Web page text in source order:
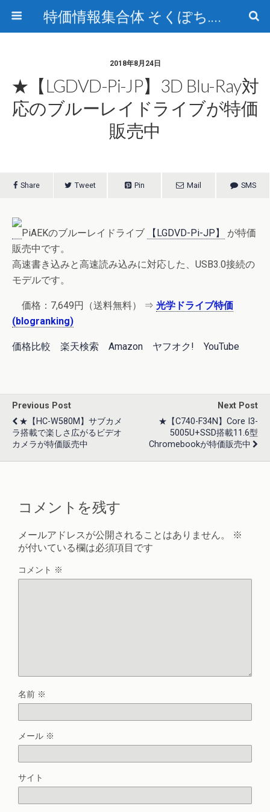
特価情報集合体 そくぽち.com
2018年8月24日
★【LGDVD-Pi-JP】3D Blu-Ray対
応のブルーレイドライブが特価
販売中
Share Tweet Pin Mail SMS
PiAEKのブルーレイドライブ 【LGDVD-Pi-JP】
が特価
販売中です。
高速書き込みと高速読み込みに対応した、USB3.0接続の
モデルです。
価格： 7,649円 （送料無料） ⇒ 光学ドライブ特価
(blogranking)
価格比較 楽天検索 Amazon ヤフオク! YouTube
Previous Post
★【HC-W580M】サブカメ
ラ搭載で楽しさ広がるビデオ
カメラが特価販売中
Next Post
★【C740-F34N】Core I3-
5005U+SSD搭載11.6型
Chromebookが特価販売中
コメントを残す
メールアドレスが公開されることはありません。
※
が付いている欄は必須項目です
コメント ※
名前 ※
メール ※
サイト